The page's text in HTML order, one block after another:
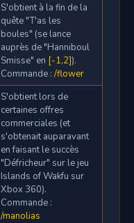
S'obtient à la fin de la
quête "T'as les
boules" (se lance
auprès de "Hanniboul
Smisse" en [-1,2]).
Commande : /flower
S'obtient lors de
certaines offres
commerciales (et
s'obtenait auparavant
en faisant le succès
"Défricheur" sur le jeu
Islands of Wakfu sur
Xbox 360).
Commande :
/manolias